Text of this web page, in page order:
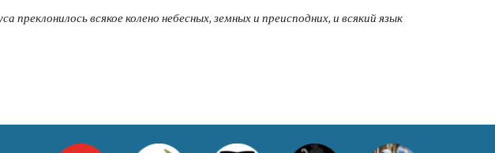
всякое колено небесных, земных и преисподних, и всякий язык